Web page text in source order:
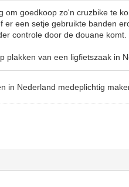
om goedkoop zo'n cruzbike te
er een setje gebruikte banden
controle door de douane komt.
plakken van een ligfietszaak in
in Nederland medeplichtig